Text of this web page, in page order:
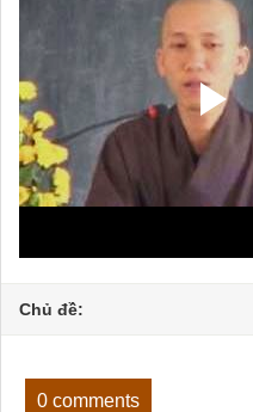
Chủ đề:
0 comments